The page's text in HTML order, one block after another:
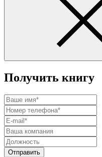
Получить книгу
Отправить